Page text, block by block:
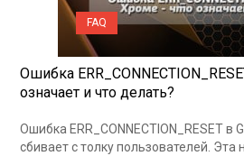
FAQ
Ошибка
означает и что делать?
Ошибка ERR_CONNECTION_RESET в
сбивает с толку пользователей. Эта